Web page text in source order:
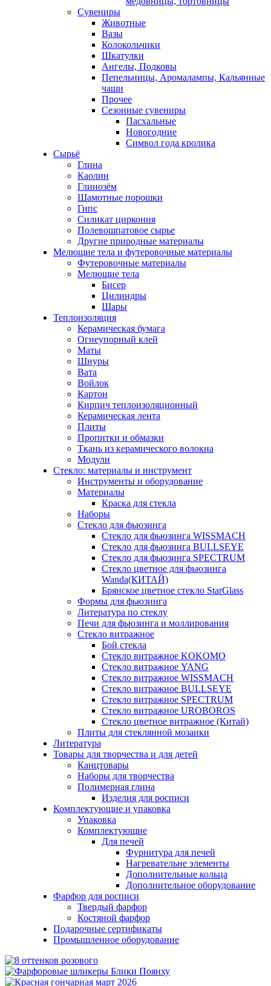
Сувениры
Животные
Вазы
Колокольчики
Шкатулки
Ангелы, Подковы
Пепельницы, Аромалампы, Кальянные
чаши
Прочее
Сезонные сувениры
Пасхальные
Новогодние
Символ года кролика
Сырьё
Глина
Каолин
Глинозём
Шамотные порошки
Гипс
Силикат циркония
Полевошпатовое сырье
Другие природные материалы
Мелющие тела и футеровочные материалы
Футеровочные материалы
Мелющие тела
Бисер
Цилиндры
Шары
Теплоизоляция
Керамическая бумага
Огнеупорный клей
Маты
Шнуры
Вата
Войлок
Картон
Кирпич теплоизоляционный
Керамическая лента
Плиты
Пропитки и обмазки
Ткань из керамического волокна
Модули
Стекло: материалы и инструмент
Инструменты и оборудование
Материалы
Краска для стекла
Наборы
Стекло для фьюзинга
Стекло для фьюзинга WISSMACH
Стекло для фьюзинга BULLSEYE
Стекло для фьюзинга SPECTRUM
Стекло цветное для фьюзинга
Wanda(КИТАЙ)
Брянское цветное стекло StarGlass
Формы для фьюзинга
Литература по стеклу
Печи для фьюзинга и моллирования
Стекло витражное
Бой стекла
Стекло витражное KOKOMO
Стекло витражное YANG
Стекло витражное WISSMACH
Стекло витражное BULLSEYE
Стекло витражное SPECTRUM
Стекло витражное UROBOROS
Стекло цветное витражное (Китай)
Плиты для стеклянной мозаики
Литература
Товары для творчества и для детей
Канцтовары
Наборы для творчества
Полимерная глина
Изделия для росписи
Комплектующие и упаковка
Упаковка
Комплектующие
Для печей
Фурнитура для печей
Нагревательне элементы
Дополнительные кольца
Дополнительное оборудование
Фарфор для росписи
Твердый фарфор
Костяной фарфор
Подарочные сертификаты
Промышленное оборудование